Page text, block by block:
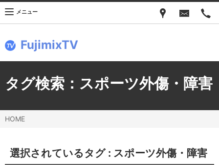
FujimixTV
メニュー
タグ検索： スポーツ外傷・障害
HOME
選択されているタグ : スポーツ外傷・障害